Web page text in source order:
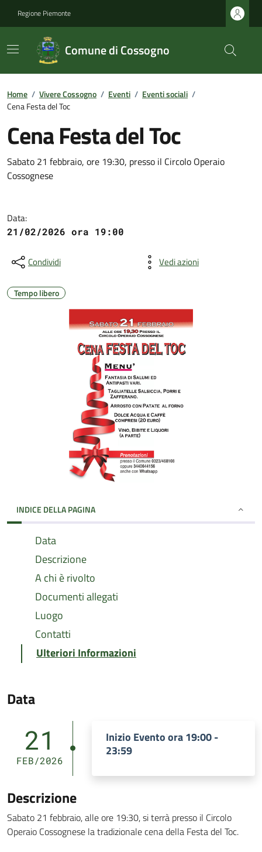
Regione Piemonte
Comune di Cossogno
Home / Vivere Cossogno / Eventi / Eventi sociali /
Cena Festa del Toc
Cena Festa del Toc
Sabato 21 febbraio, ore 19:30, presso il Circolo Operaio
Cossognese
Data:
21/02/2026 ora 19:00
Condividi Vedi azioni
Tempo libero
INDICE DELLA PAGINA
Data
Descrizione
A chi è rivolto
Documenti allegati
Luogo
Contatti
Ulteriori Informazioni
Data
21
FEB/2026
Inizio Evento ora 19:00 -
23:59
Descrizione
Sabato 21 febbraio, alle ore 19:30, si terrà presso il Circolo
Operaio Cossognese la tradizionale cena della Festa del Toc.